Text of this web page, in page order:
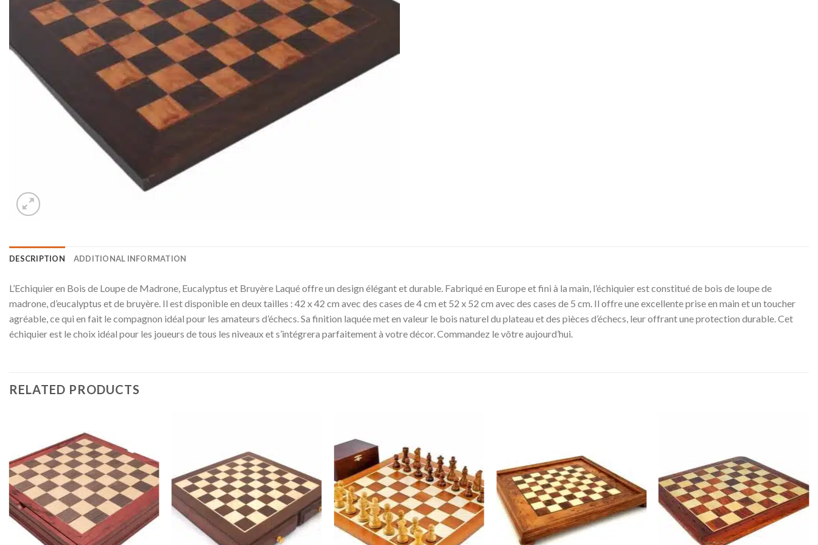
DESCRIPTION ADDITIONAL INFORMATION
L’Echiquier en Bois de Loupe de Madrone, Eucalyptus et Bruyère Laqué offre un design élégant et durable. Fabriqué en Europe et fini à la main, l’échiquier est constitué de bois de loupe de
madrone, d’eucalyptus et de bruyère. Il est disponible en deux tailles : 42 x 42 cm avec des cases de 4 cm et 52 x 52 cm avec des cases de 5 cm. Il offre une excellente prise en main et un toucher
agréable, ce qui en fait le compagnon idéal pour les amateurs d’échecs. Sa finition laquée met en valeur le bois naturel du plateau et des pièces d’échecs, leur offrant une protection durable. Cet
échiquier est le choix idéal pour les joueurs de tous les niveaux et s’intégrera parfaitement à votre décor. Commandez le vôtre aujourd’hui.
RELATED PRODUCTS